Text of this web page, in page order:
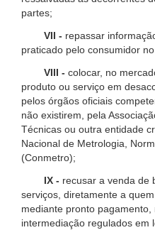
partes;
VII - repassar
praticado pelo consumidor
VIII - colocar, no
produto ou serviço em
pelos órgãos oficiais
não existirem, pela
Técnicas ou outra entidade
Nacional de Metrologia,
(Conmetro);
IX - recusar a venda de
serviços, diretamente a
mediante pronto
intermediação regulados